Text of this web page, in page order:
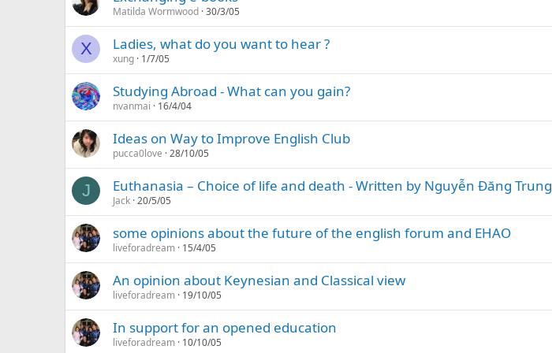
Matilda Wormwood 30/3/05
X Ladies, what do you want to hear ?
xung 1/7/05
Studying Abroad - What can you gain?
nvanmai 16/4/04
Ideas on Way to Improve English Club
pucca0love 28/10/05
J Euthanasia – Choice of life and death - Written by Nguyễn Đăng Trung
Jack 20/5/05
some opinions about the future of the english forum and EHAO
liveforadream 15/4/05
An opinion about Keynesian and Classical view
liveforadream 19/10/05
In support for an opened education
liveforadream 10/10/05